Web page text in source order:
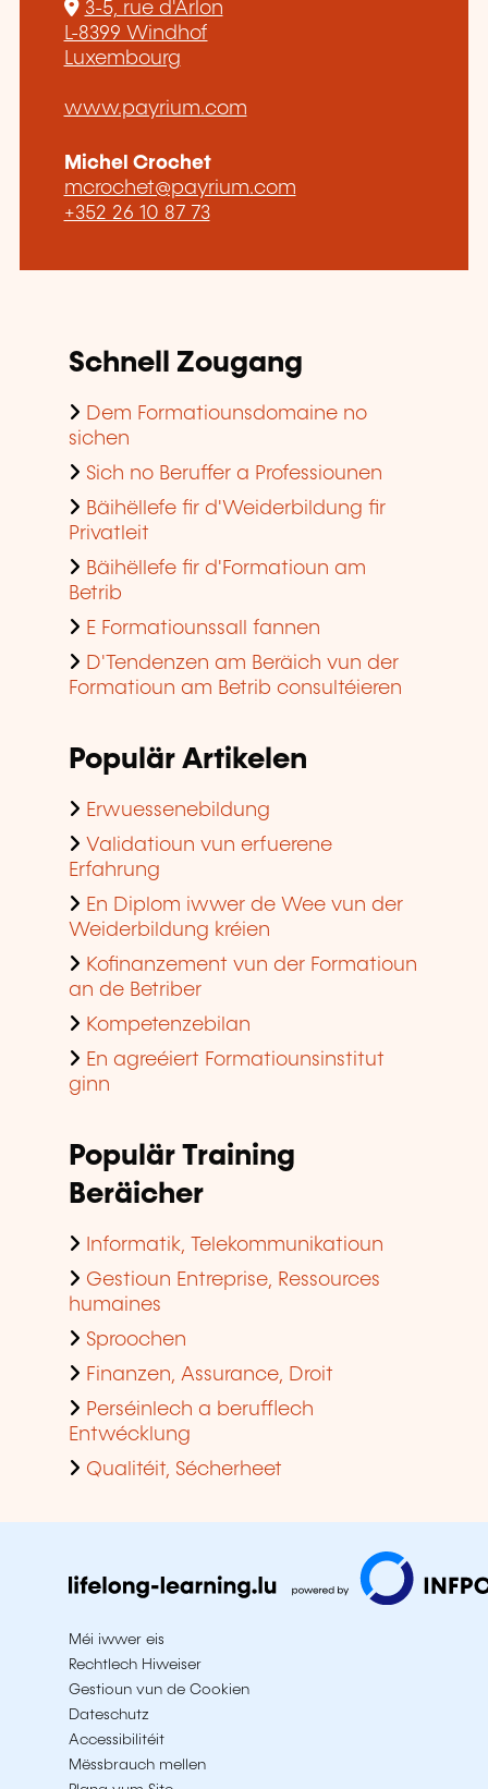
3-5, rue d'Arlon
L-8399 Windhof
Luxembourg
www.payrium.com
Michel Crochet
mcrochet@payrium.com
+352 26 10 87 73
Schnell Zougang
Dem Formatiounsdomaine no
sichen
Sich no Beruffer a Professiounen
Bäihëllefe fir d'Weiderbildung fir
Privatleit
Bäihëllefe fir d'Formatioun am
Betrib
E Formatiounssall fannen
D'Tendenzen am Beräich vun der
Formatioun am Betrib consultéieren
Populär Artikelen
Erwuessenebildung
Validatioun vun erfuerene
Erfahrung
En Diplom iwwer de Wee vun der
Weiderbildung kréien
Kofinanzement vun der Formatioun
an de Betriber
Kompetenzebilan
En agreéiert Formatiounsinstitut
ginn
Populär Training
Beräicher
Informatik, Telekommunikatioun
Gestioun Entreprise, Ressources
humaines
Sproochen
Finanzen, Assurance, Droit
Perséinlech a berufflech
Entwécklung
Qualitéit, Sécherheet
Méi iwwer eis
Rechtlech Hiweiser
Gestioun vun de Cookien
Dateschutz
Accessibilitéit
Mëssbrauch mellen